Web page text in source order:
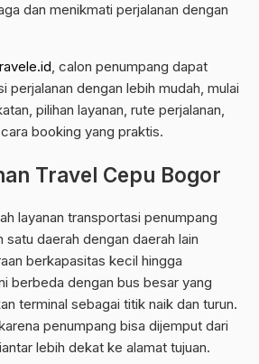
dan menikmati perjalanan dengan
, calon penumpang dapat
perjalanan dengan lebih mudah, mulai
pilihan layanan, rute perjalanan,
booking yang praktis.
Travel Cepu Bogor
layanan transportasi penumpang
satu daerah dengan daerah lain
berkapasitas kecil hingga
berbeda dengan bus besar yang
terminal sebagai titik naik dan turun.
penumpang bisa dijemput dari
lebih dekat ke alamat tujuan.